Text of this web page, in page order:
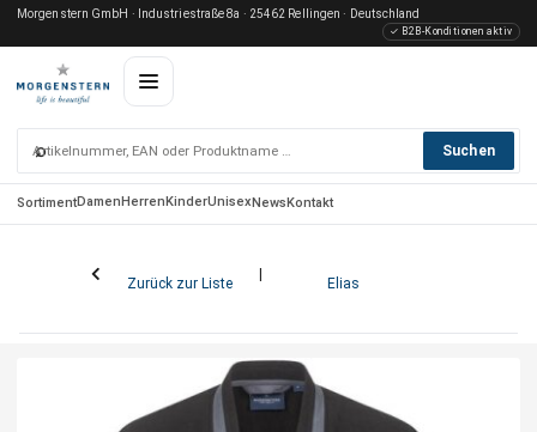
Morgenstern GmbH · Industriestraße 8a · 25462 Rellingen · Deutschland
✓ B2B-Konditionen aktiv
⌕ Suchen
SortimentDamenHerrenKinderUnisexNewsKontakt
Zurück zur Liste Elias